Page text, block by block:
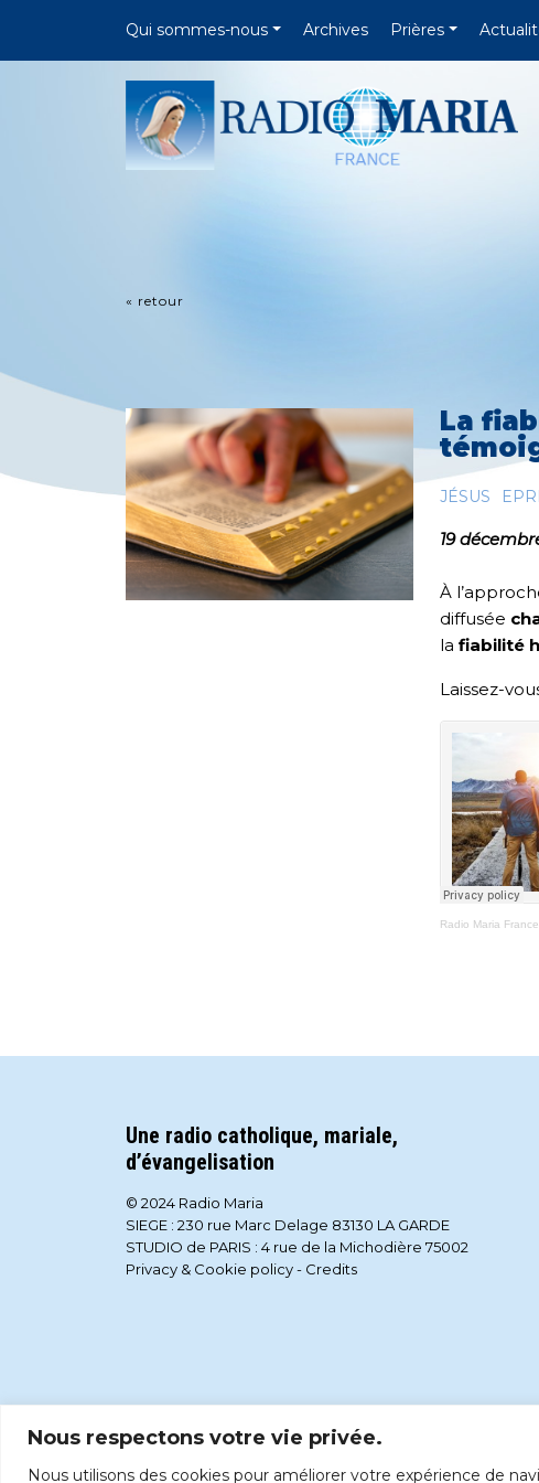
Nous respectons votre vie privée.
Nous utilisons des cookies pour améliorer votre expérience de
Qui sommes-nous Archives Prières
« retour
La
JÉSUS
19
À
diffusée
la fiabilité
Laissez-
Radio Maria France
Une radio catholique, mariale,
d’évangelisation
© 2024 Radio Maria
SIEGE : 230 rue Marc Delage 83130 LA GARDE
STUDIO de PARIS : 4 rue de la Michodière 75002
Privacy & Cookie policy- Credits